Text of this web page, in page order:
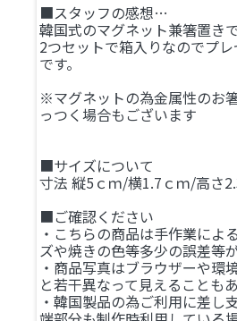
■スタッフの感想…
韓国式のマグネット兼箸置き
2つセットで箱入りなのでプ
です。
※マグネットの為金属性のお
っつく場合もございます
■サイズについて
寸法 縦5ｃｍ/横1.7ｃｍ/高さ
■ご確認ください
・こちらの商品は手作業によ
ズや焼きの色等多少の誤差等
・商品写真はブラウザーや環
と若干異なって見えることもあ
・韓国製品の為ご利用に差し